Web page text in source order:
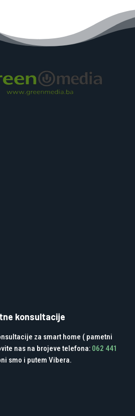
konsultacije
za smart home ( pametni
nas na brojeve telefona: 062 441
smo i putem Vibera.